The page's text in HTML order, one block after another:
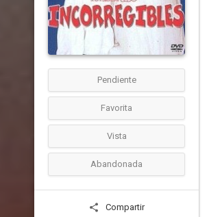
Pendiente
Favorita
Vista
Abandonada
Compartir